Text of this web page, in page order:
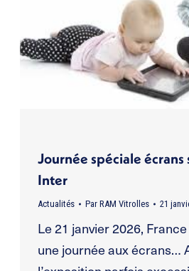
Journée spéciale écrans
Inter
Actualités Par RAM Vitrolles 21
Le 21 janvier 2026,
une journée aux écrans…